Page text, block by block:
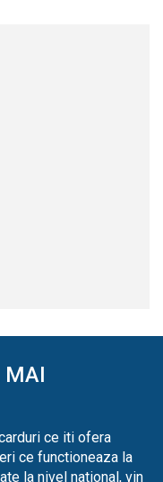
MAI
ce iti ofera
ce functioneaza la
la nivel national, vin